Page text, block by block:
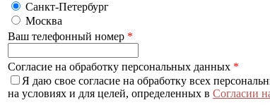
Санкт-Петербург
Москва
Ваш телефонный номер *
Согласие на обработку персональных данных *
Я даю свое согласие на обработку всех
на условиях и для целей, определенных в Согласии